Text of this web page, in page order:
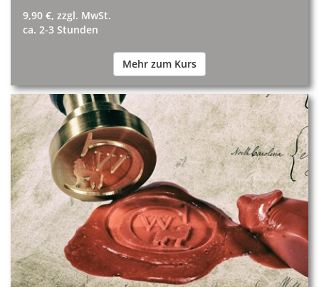
9,90 €, zzgl. MwSt.
ca. 2-3 Stunden
Mehr zum Kurs